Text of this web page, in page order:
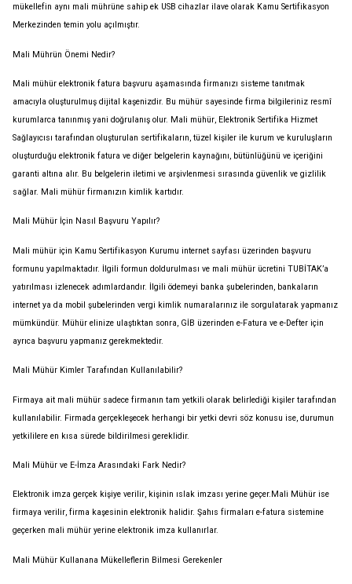
mükellefin aynı mali mührüne sahip ek USB cihazlar ilave olarak Kamu Sertifikasyon
Merkezinden temin yolu açılmıştır.
Mali Mührün Önemi Nedir?
Mali mühür elektronik fatura başvuru aşamasında firmanızı sisteme tanıtmak
amacıyla oluşturulmuş dijital kaşenizdir. Bu mühür sayesinde firma bilgileriniz resmî
kurumlarca tanınmış yani doğrulanış olur. Mali mühür, Elektronik Sertifika Hizmet
Sağlayıcısı tarafından oluşturulan sertifikaların, tüzel kişiler ile kurum ve kuruluşların
oluşturduğu elektronik fatura ve diğer belgelerin kaynağını, bütünlüğünü ve içeriğini
garanti altına alır. Bu belgelerin iletimi ve arşivlenmesi sırasında güvenlik ve gizlilik
sağlar. Mali mühür firmanızın kimlik kartıdır.
Mali Mühür İçin Nasıl Başvuru Yapılır?
Mali mühür için Kamu Sertifikasyon Kurumu internet sayfası üzerinden başvuru
formunu yapılmaktadır. İlgili formun doldurulması ve mali mühür ücretini TUBİTAK’a
yatırılması izlenecek adımlardandır. İlgili ödemeyi banka şubelerinden, bankaların
internet ya da mobil şubelerinden vergi kimlik numaralarınız ile sorgulatarak yapmanız
mümkündür. Mühür elinize ulaştıktan sonra, GİB üzerinden e-Fatura ve e-Defter için
ayrıca başvuru yapmanız gerekmektedir.
Mali Mühür Kimler Tarafından Kullanılabilir?
Firmaya ait mali mühür sadece firmanın tam yetkili olarak belirlediği kişiler tarafından
kullanılabilir. Firmada gerçekleşecek herhangi bir yetki devri söz konusu ise, durumun
yetkililere en kısa sürede bildirilmesi gereklidir.
Mali Mühür ve E-İmza Arasındaki Fark Nedir?
Elektronik imza gerçek kişiye verilir, kişinin ıslak imzası yerine geçer.Mali Mühür ise
firmaya verilir, firma kaşesinin elektronik halidir. Şahıs firmaları e-fatura sistemine
geçerken mali mühür yerine elektronik imza kullanırlar.
Mali Mühür Kullanana Mükelleflerin Bilmesi Gerekenler